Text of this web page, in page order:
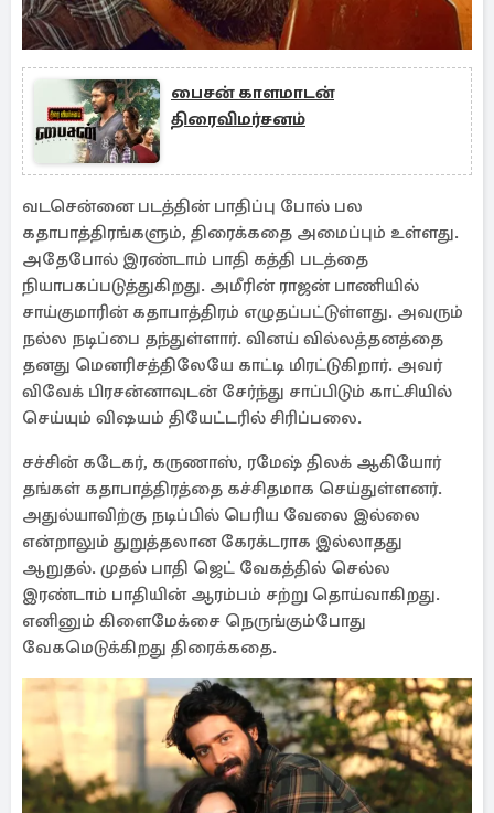
பைசன் காளமாடன்
திரைவிமர்சனம்
வடசென்னை படத்தின் பாதிப்பு போல் பல
கதாபாத்திரங்களும், திரைக்கதை அமைப்பும் உள்ளது.
அதேபோல் இரண்டாம் பாதி கத்தி படத்தை
நியாபகப்படுத்துகிறது. அமீரின் ராஜன் பாணியில்
சாய்குமாரின் கதாபாத்திரம் எழுதப்பட்டுள்ளது. அவரும்
நல்ல நடிப்பை தந்துள்ளார். வினய் வில்லத்தனத்தை
தனது மெனரிசத்திலேயே காட்டி மிரட்டுகிறார். அவர்
விவேக் பிரசன்னாவுடன் சேர்ந்து சாப்பிடும் காட்சியில்
செய்யும் விஷயம் தியேட்டரில் சிரிப்பலை.
சச்சின் கடேகர், கருணாஸ், ரமேஷ் திலக் ஆகியோர்
தங்கள் கதாபாத்திரத்தை கச்சிதமாக செய்துள்ளனர்.
அதுல்யாவிற்கு நடிப்பில் பெரிய வேலை இல்லை
என்றாலும் துறுத்தலான கேரக்டராக இல்லாதது
ஆறுதல். முதல் பாதி ஜெட் வேகத்தில் செல்ல
இரண்டாம் பாதியின் ஆரம்பம் சற்று தொய்வாகிறது.
எனினும் கிளைமேக்சை நெருங்கும்போது
வேகமெடுக்கிறது திரைக்கதை.